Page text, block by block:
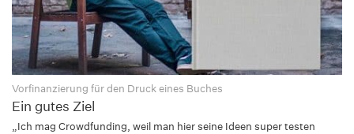
Vorfinanzierung für den Druck eines Buches
Ein gutes Ziel
„Ich mag Crowdfunding, weil man hier seine Ideen super testen